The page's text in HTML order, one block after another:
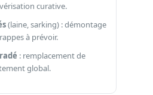
curative.
(laine, sarking) : démontage
à prévoir.
: remplacement de
global.